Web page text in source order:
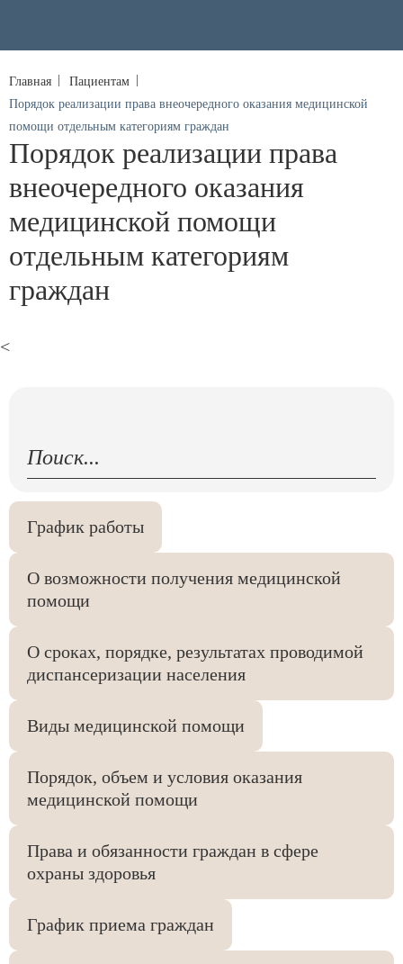
Главная
Пациентам
Порядок реализации права внеочередного оказания медицинской
помощи отдельным категориям граждан
Порядок реализации права
внеочередного оказания
медицинской помощи
отдельным категориям
граждан
<
График работы
О возможности получения медицинской
помощи
О сроках, порядке, результатах проводимой
диспансеризации населения
Виды медицинской помощи
Порядок, объем и условия оказания
медицинской помощи
Права и обязанности граждан в сфере
охраны здоровья
График приема граждан